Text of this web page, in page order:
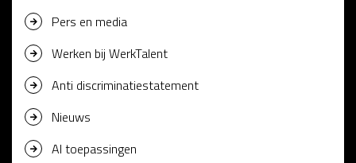
Pers en media
Werken bij WerkTalent
Anti discriminatiestatement
Nieuws
AI toepassingen